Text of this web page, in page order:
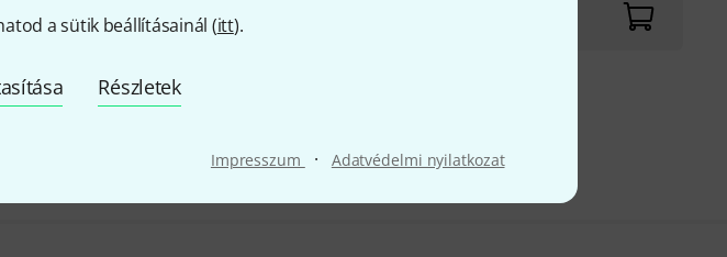
a sütik beállításainál (itt).
Részletek
Impresszum · Adatvédelmi nyilatkozat
szállítható
Díjmentes szállítás 79 000 Ft fölött